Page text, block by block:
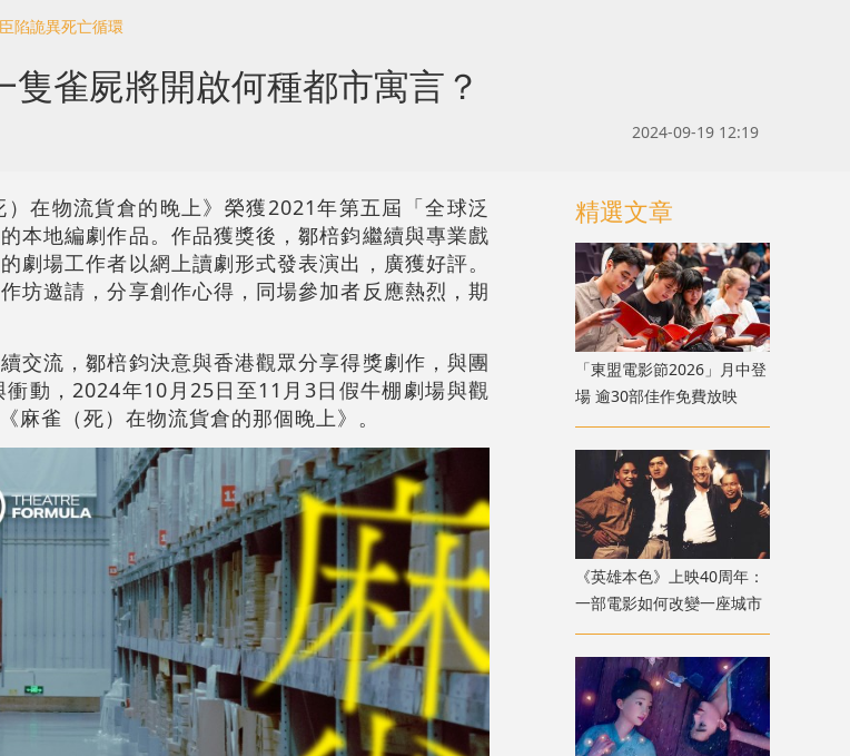
陷詭異死亡循環
雀屍將開啟何種都市寓言？
2024-09-19 12:19
在物流貨倉的晚上》榮獲2021年第五屆「全球泛
本地編劇作品。作品獲獎後，鄒棓鈞繼續與專業戲
劇場工作者以網上讀劇形式發表演出，廣獲好評。
坊邀請，分享創作心得，同場參加者反應熱烈，期
交流，鄒棓鈞決意與香港觀眾分享得獎劇作，與團
動，2024年10月25日至11月3日假牛棚劇場與觀
雀（死）在物流貨倉的那個晚上》。
精選文章
「東盟電影節2026」月中登
場 逾30部佳作免費放映
《英雄本色》上映40周年：
一部電影如何改變一座城市